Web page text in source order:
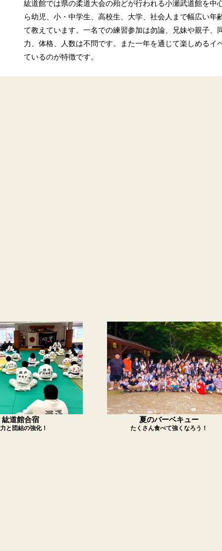
紘道館では県の柔道大会の殆どが行われる小瀬武道館を
ら幼児、小・中学生、高校生、大学、社会人まで幅広い
て教えています。一名での練習参加は勿論、兄妹や親子
力、体格、人数は不問です。また一年を通じて楽しめる
ているのが特徴です。
紘道館合宿
と団結の強化！
夏のバーベキュー
たくさん食べて強くなろう！